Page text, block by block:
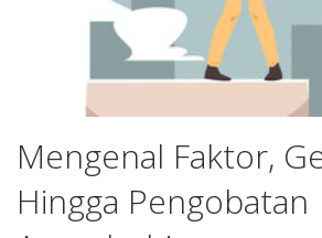
Mengenal Faktor,
Hingga Pengobatan